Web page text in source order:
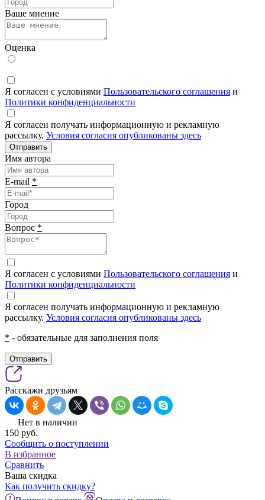
Ваше мнение
Оценка
Я согласен с условиями Пользовательского соглашения и
Политики конфиденциальности
Я согласен получать информационную и рекламную
рассылку. Условия согласия опубликованы здесь
Отправить
Имя автора
E-mail *
Город
Вопрос *
Я согласен с условиями Пользовательского соглашения и
Политики конфиденциальности
Я согласен получать информационную и рекламную
рассылку. Условия согласия опубликованы здесь
* - обязательные для заполнения поля
Отправить
Расскажи друзьям
Нет в наличии
150 pуб.
Сообщить о поступлении
В избранное
Сравнить
Ваша скидка
Как получить скидку?